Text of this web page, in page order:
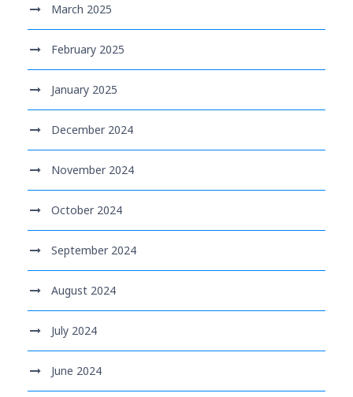
March 2025
February 2025
January 2025
December 2024
November 2024
October 2024
September 2024
August 2024
July 2024
June 2024